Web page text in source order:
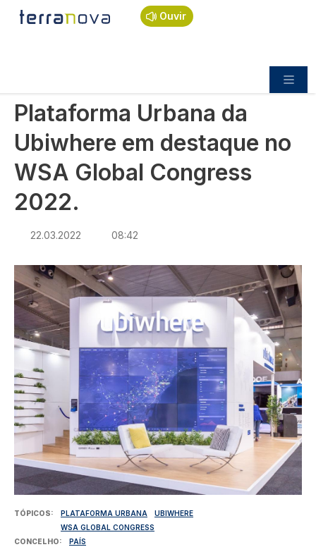
Passar para o conteúdo principal
Ouvir
Navegação estrutural
Início
Sociedade
Plataforma Urbana da Ubiwhere em destaque no
Plataforma Urbana da
Ubiwhere em destaque no
WSA Global Congress
2022.
22.03.2022 08:42
Imagem
TÓPICOS PLATAFORMA URBANA
UBIWHERE
WSA GLOBAL CONGRESS
CONCELHO
PAÍS